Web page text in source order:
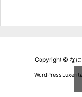
Copyright © な
WordPress